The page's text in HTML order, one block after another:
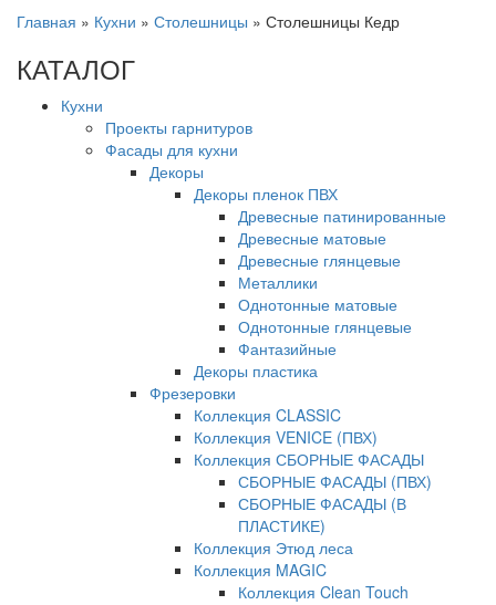
Главная » Кухни » Столешницы » Столешницы Кедр
КАТАЛОГ
Кухни
Проекты гарнитуров
Фасады для кухни
Декоры
Декоры пленок ПВХ
Древесные патинированные
Древесные матовые
Древесные глянцевые
Металлики
Однотонные матовые
Однотонные глянцевые
Фантазийные
Декоры пластика
Фрезеровки
Коллекция CLASSIC
Коллекция VENICE (ПВХ)
Коллекция СБОРНЫЕ ФАСАДЫ
СБОРНЫЕ ФАСАДЫ (ПВХ)
СБОРНЫЕ ФАСАДЫ (В
ПЛАСТИКЕ)
Коллекция Этюд леса
Коллекция MAGIC
Коллекция Clean Touch